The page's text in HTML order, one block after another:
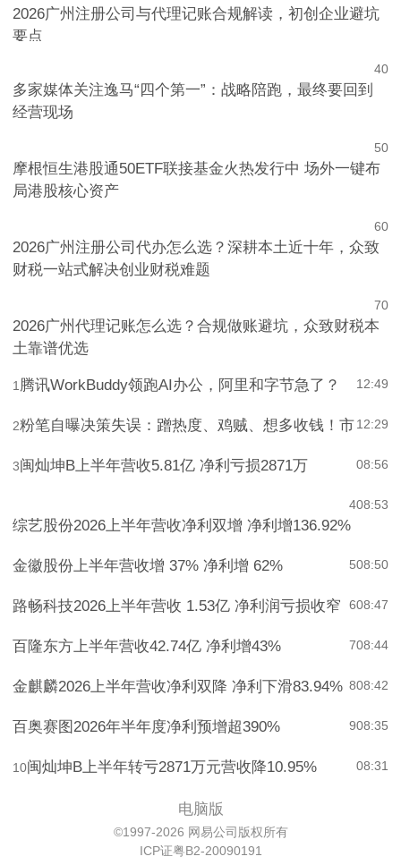
2026广州注册公司与代理记账合规解读，初创企业避坑
要点
0
4
多家媒体关注逸马“四个第一”：战略陪跑，最终要回到
经营现场
0
5
摩根恒生港股通50ETF联接基金火热发行中 场外一键布
局港股核心资产
0
6
2026广州注册公司代办怎么选？深耕本土近十年，众致
财税一站式解决创业财税难题
0
7
2026广州代理记账怎么选？合规做账避坑，众致财税本
土靠谱优选
12:49
1 腾讯WorkBuddy领跑AI办公，阿里和字节急了？
12:29
2粉笔自曝决策失误：蹭热度、鸡贼、想多收钱！市
08:56
3闽灿坤B上半年营收5.81亿 净利亏损2871万
08:53
4
综艺股份2026上半年营收净利双增 净利增136.92%
08:50
5
金徽股份上半年营收增 37% 净利增 62%
08:47
6
路畅科技2026上半年营收 1.53亿 净利润亏损收窄
08:44
7
百隆东方上半年营收42.74亿 净利增43%
08:42
8
金麒麟2026上半年营收净利双降 净利下滑83.94%
08:35
9
百奥赛图2026年半年度净利预增超390%
08:31
10闽灿坤B上半年转亏2871万元营收降10.95%
电脑版
©1997-2026 网易公司版权所有
ICP证粤B2-20090191